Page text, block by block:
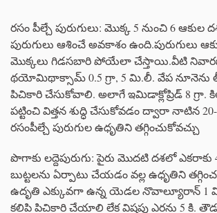
రసం పీల్చే పురుగులు: మొక్క 5 నుంచి 6 ఆకుల
పురుగులు ఆశించే అవకాశం ఉంది.పురుగులు
మొక్కలు గిడసబారి పోయేలా చేస్తాయి.వీటి
థయోమిథాక్సామ్ 0.5 గ్రా, 5 మి.లీ. వేప నూనెను
పిచికారి చేసుకోవాలి. అలాగే ఇమిడాక్లోప్రిడ్‌ 8 గ్రా.
పట్టించి విత్తన శుద్ధి చేసుకోవడం ద్వారా నాటిన 20-
రసంపీల్చే పురుగుల ఉధృతిని తగ్గించుకోవచ్చు
పొగాకు లద్దెపురుగు: పైరు మొదటి దశలో ఎకరాకు
బుట్టలను ఏర్పాటు చేయడం వల్ల ఉధృతిని
ఉదృతి ఎక్కువగా ఉన్న యెడల నొవాల్యూరాన్ 1
కలిపి పిచికారి చేయాలి లేక విషపు ఎరను 5 కి. తౌడు